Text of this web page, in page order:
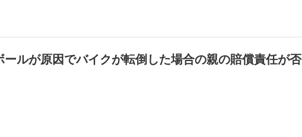
ルが原因でバイクが転倒した場合の親の賠償責任が否